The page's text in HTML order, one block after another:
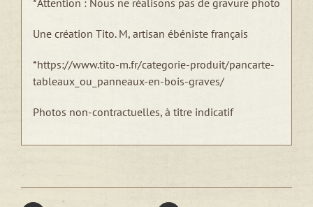
Une création Tito. M, artisan ébéniste français
*https://www.tito-m.fr/categorie-produit/pancarte-
tableaux_ou_panneaux-en-bois-graves/
Photos non-contractuelles, à titre indicatif